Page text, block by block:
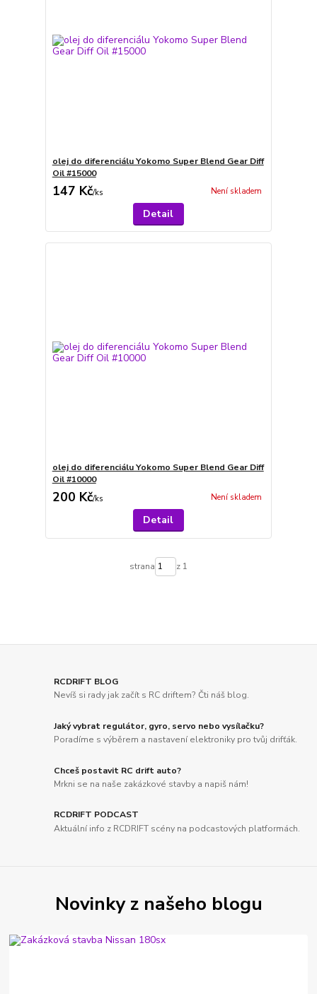
olej do diferenciálu Yokomo Super Blend Gear Diff
Oil #15000
147 Kč/ks Není skladem
Detail
olej do diferenciálu Yokomo Super Blend Gear Diff
Oil #10000
200 Kč/ks Není skladem
Detail
strana z 1
RCDRIFT BLOG
Nevíš si rady jak začít s RC driftem? Čti náš blog.
Jaký vybrat regulátor, gyro, servo nebo vysílačku?
Poradíme s výběrem a nastavení elektroniky pro tvůj drifťák.
Chceš postavit RC drift auto?
Mrkni se na naše zakázkové stavby a napiš nám!
RCDRIFT PODCAST
Aktuální info z RCDRIFT scény na podcastových platformách.
Novinky z našeho blogu